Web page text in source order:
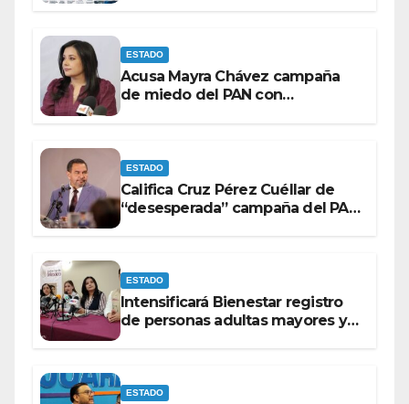
ESTADO
Acusa Mayra Chávez campaña
de miedo del PAN con
ESTADO
Califica Cruz Pérez Cuéllar de
“desesperada” campaña del PAN
ESTADO
Intensificará Bienestar registro
de personas adultas mayores y
ESTADO